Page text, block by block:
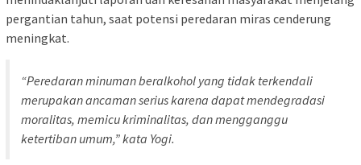
pergantian tahun, saat potensi peredaran miras cenderung
meningkat.
“Peredaran minuman beralkohol yang tidak terkendali
merupakan ancaman serius karena dapat mendegradasi
moralitas, memicu kriminalitas, dan mengganggu
ketertiban umum,” kata Yogi.